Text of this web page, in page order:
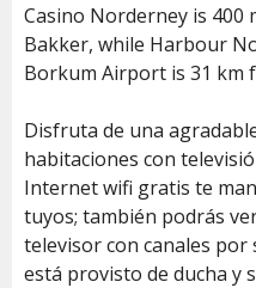
Casino Norderney is 400
Bakker, while Harbour
Borkum Airport is 31
Disfruta de una
habitaciones con
Internet wifi gratis te
tuyos; también podrás
televisor con canales por
está provisto de ducha y